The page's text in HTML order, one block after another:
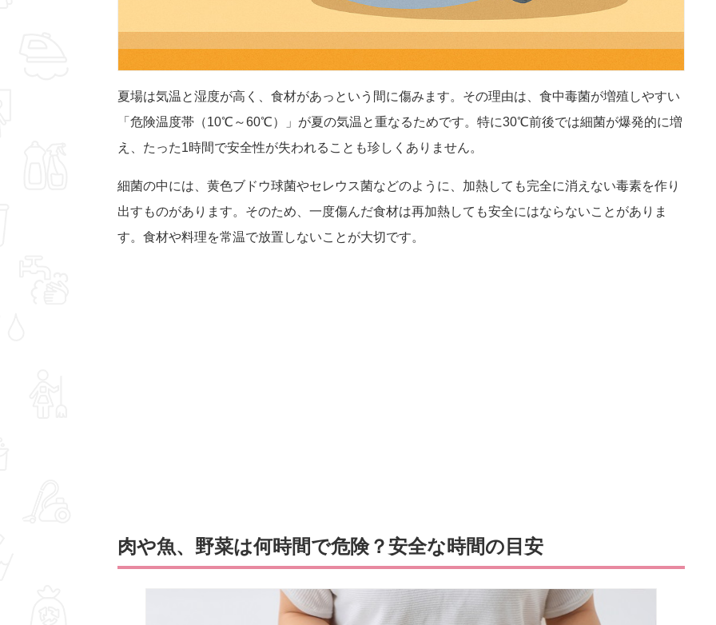
夏場は気温と湿度が高く、食材があっという間に傷みます。その理由は、食中毒菌が増殖しやすい
「危険温度帯（10℃～60℃）」が夏の気温と重なるためです。特に30℃前後では細菌が爆発的に増
え、たった1時間で安全性が失われることも珍しくありません。
細菌の中には、黄色ブドウ球菌やセレウス菌などのように、加熱しても完全に消えない毒素を作り
出すものがあります。そのため、一度傷んだ食材は再加熱しても安全にはならないことがありま
す。食材や料理を常温で放置しないことが大切です。
肉や魚、野菜は何時間で危険？安全な時間の目安